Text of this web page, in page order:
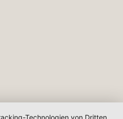
Technologien von Dritten,